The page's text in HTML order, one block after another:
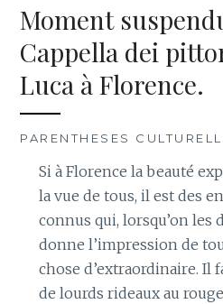
Moment
Cappella dei
Luca à Florence.
PARENTHESES
Si à Florence la beauté
la vue de tous, il est des
connus qui, lorsqu’on les
donne l’impression de
chose d’extraordinaire. Il
de lourds rideaux au